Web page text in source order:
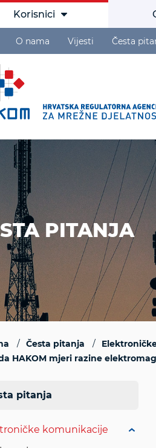
Korisnici
O nama Vijesti Česta
PITANJA
Česta pitanja
HAKOM mjeri razine
pitanja
komunikacije